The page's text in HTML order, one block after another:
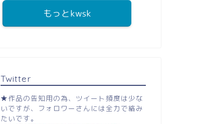
もっとkwsk
Twitter
★作品の告知用の為、ツイート頻度は少な
いですが、フォロワーさんには全力で絡み
たいです。